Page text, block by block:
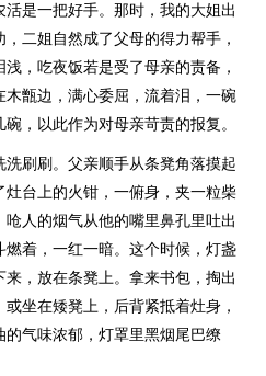
是一把好手。那时，我的大姐出
二姐自然成了父母的得力帮手，
，吃夜饭若是受了母亲的责备，
甑边，满心委屈，流着泪，一碗
，以此作为对母亲苛责的报复。
刷刷。父亲顺手从条凳角落摸起
台上的火钳，一俯身，夹一粒柴
人的烟气从他的嘴里鼻孔里吐出
着，一红一暗。这个时候，灯盏
，放在条凳上。拿来书包，掏出
坐在矮凳上，后背紧抵着灶身，
气味浓郁，灯罩里黑烟尾巴缭